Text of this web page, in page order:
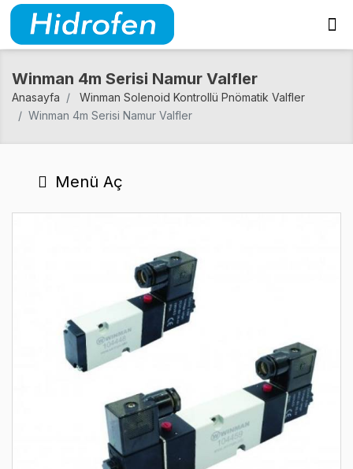
Winman 4m Serisi Namur Valfler
Anasayfa
Winman Solenoid Kontrollü Pnömatik Valfler
Winman 4m Serisi Namur Valfler
Menü Aç